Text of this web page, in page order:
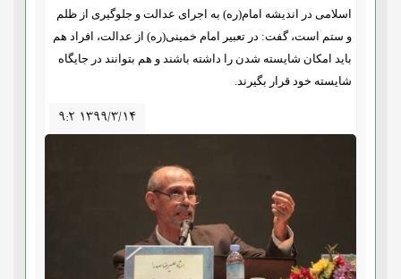
اسلامی در اندیشه امام(ره) به اجرای عدالت و جلوگیری از ظلم
و ستم است، گفت: در تعبیر امام خمینی(ره) از عدالت، افراد هم
باید امکان شایسته شدن را داشته باشند و هم بتوانند در جایگاه
شایسته خود قرار بگیرند.
۹:۲ ۱۳۹۹/۳/۱۴